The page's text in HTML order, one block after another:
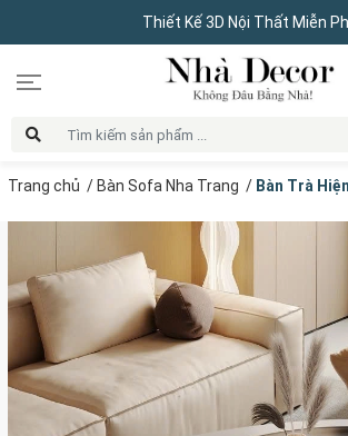
Thiết Kế 3D Nội Thất Miễn
Trang chủ / Bàn Sofa Nha Trang / Bàn Trà